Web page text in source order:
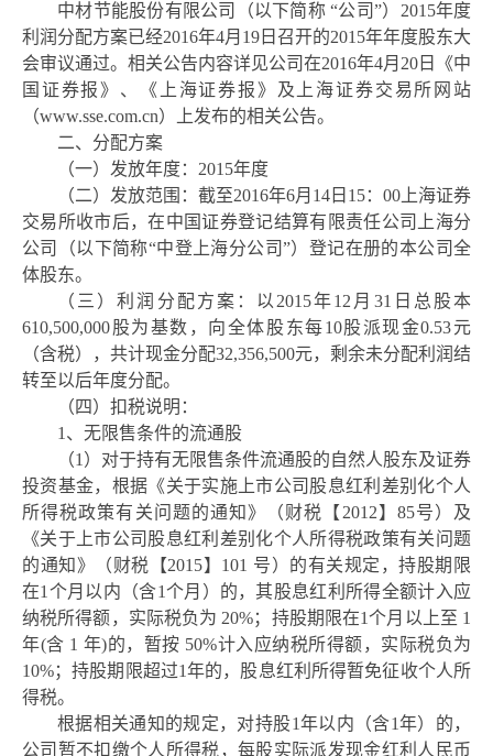
中材节能股份有限公司（以下简称 “公司”） 201 5年度
利润分配方案已经2016年4月19日召开的201 5年年度股东大
会审议通过。相关公告内容详见公司在2016年4月20日《中
国证券报》、《上海证券报》及上海证券交易所网站
（www.sse.com.cn）上发布的相关公告。
二、分配方案
（一）发放年度： 2015年度
（二）发放范围：截至2016年6月14日 15： 00 上海证券
交易所收市后，在中国证券登记结算有限责任公司上海分
公司（以下简称“中登上海分公司”）登记在册的本公司全
体股东。
（三）利润分配方案：以 2015年12月31日总股本
610,500,000股为基数，向全体股东每10股派现金0.53元
（含税），共计现金分配32,356,500元，剩余未分配利润结
转至以后年度分配。
（四）扣税说明：
1、无限售条件的流通股
（1）对于持有无限售条件流通股的自然人股东及证券
投资基金，根据《关于实施上市公司股息红利差别化个人
所得税政策有关问题的通知》（财税【 2012】 85号）及
《关于上市公司股息红利差别化个人所得税政策有关问题
的通知》（财税【2015】101 号）的有关规定，持股期限
在1个月以内（含1个月）的，其股息红利所得全额计入应
纳税所得额，实际税负为 20%；持股期限在1个月以上至 1
年(含 1 年)的，暂按 50%计入应纳税所得额，实际税负为
10%；持股期限超过1年的，股息红利所得暂免征收个人所
得税。
根据相关通知的规定，对持股1年以内（含1年）的，
公司暂不扣缴个人所得税，每股实际派发现金红利人民币